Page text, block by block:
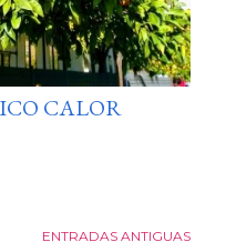
CALOR
ENTRADAS ANTIGUAS